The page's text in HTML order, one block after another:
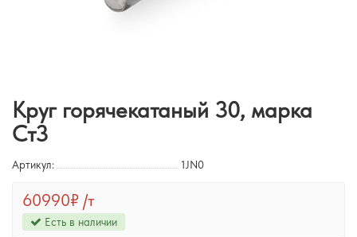
Круг горячекатаный 30, марка
Ст3
Артикул: 1JN0
60990₽ /т
Есть в наличии